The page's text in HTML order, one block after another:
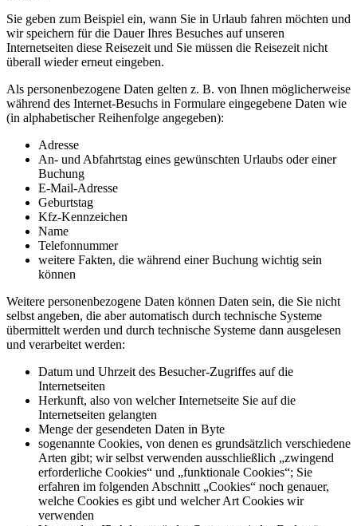
Sie geben zum Beispiel ein, wann Sie in Urlaub fahren möchten und
wir speichern für die Dauer Ihres Besuches auf unseren
Internetseiten diese Reisezeit und Sie müssen die Reisezeit nicht
überall wieder erneut eingeben.
Als personenbezogene Daten gelten z. B. von Ihnen möglicherweise
während des Internet-Besuchs in Formulare eingegebene Daten wie
(in alphabetischer Reihenfolge angegeben):
Adresse
An- und Abfahrtstag eines gewünschten Urlaubs oder einer
Buchung
E-Mail-Adresse
Geburtstag
Kfz-Kennzeichen
Name
Telefonnummer
weitere Fakten, die während einer Buchung wichtig sein
können
Weitere personenbezogene Daten können Daten sein, die Sie nicht
selbst angeben, die aber automatisch durch technische Systeme
übermittelt werden und durch technische Systeme dann ausgelesen
und verarbeitet werden:
Datum und Uhrzeit des Besucher-Zugriffes auf die
Internetseiten
Herkunft, also von welcher Internetseite Sie auf die
Internetseiten gelangten
Menge der gesendeten Daten in Byte
sogenannte Cookies, von denen es grundsätzlich verschiedene
Arten gibt; wir selbst verwenden ausschließlich „zwingend
erforderliche Cookies“ und „funktionale Cookies“; Sie
erfahren im folgenden Abschnitt „Cookies“ noch genauer,
welche Cookies es gibt und welcher Art Cookies wir
verwenden